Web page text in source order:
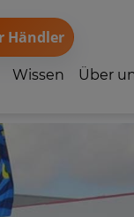
Händler
Wissen Über